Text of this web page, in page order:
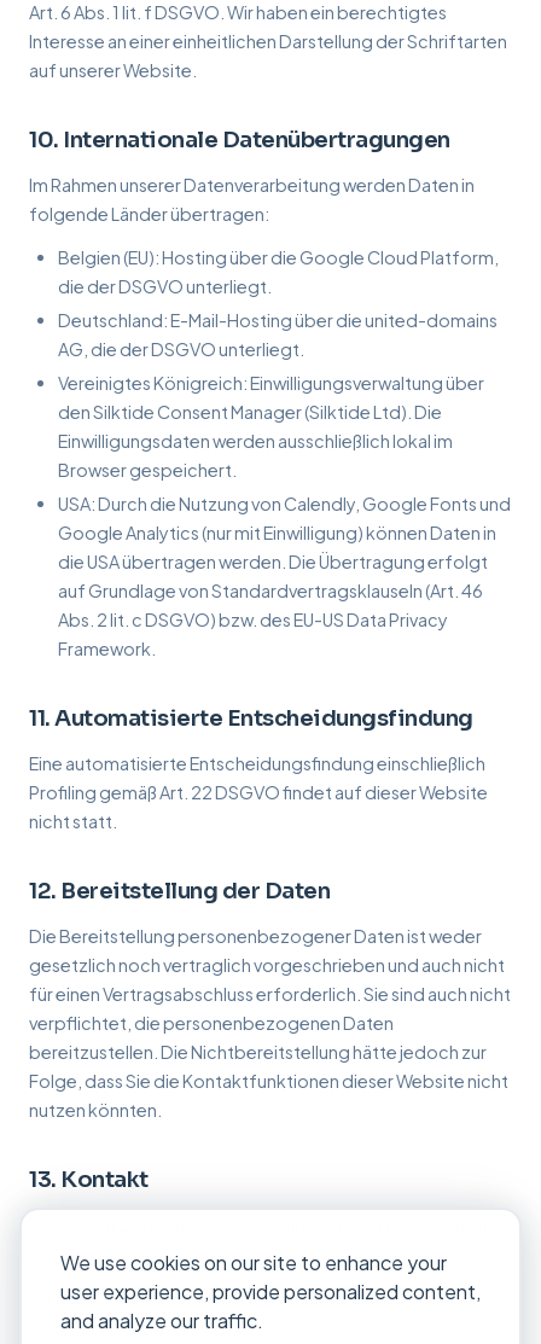
We use cookies on our site to enhance your
user experience, provide personalized content,
and analyze our traffic.
Art. 6 Abs. 1 lit. f DSGVO. Wir haben ein berechtigtes
Interesse an einer einheitlichen Darstellung der Schriftarten
auf unserer Website.
10. Internationale Datenübertragungen
Im Rahmen unserer Datenverarbeitung werden Daten in
folgende Länder übertragen:
Belgien (EU): Hosting über die Google Cloud Platform,
die der DSGVO unterliegt.
Deutschland: E-Mail-Hosting über die united-domains
AG, die der DSGVO unterliegt.
Vereinigtes Königreich: Einwilligungsverwaltung über
den Silktide Consent Manager (Silktide Ltd). Die
Einwilligungsdaten werden ausschließlich lokal im
Browser gespeichert.
USA: Durch die Nutzung von Calendly, Google Fonts und
Google Analytics (nur mit Einwilligung) können Daten in
die USA übertragen werden. Die Übertragung erfolgt
auf Grundlage von Standardvertragsklauseln (Art. 46
Abs. 2 lit. c DSGVO) bzw. des EU-US Data Privacy
Framework.
11. Automatisierte Entscheidungsfindung
Eine automatisierte Entscheidungsfindung einschließlich
Profiling gemäß Art. 22 DSGVO findet auf dieser Website
nicht statt.
12. Bereitstellung der Daten
Die Bereitstellung personenbezogener Daten ist weder
gesetzlich noch vertraglich vorgeschrieben und auch nicht
für einen Vertragsabschluss erforderlich. Sie sind auch nicht
verpflichtet, die personenbezogenen Daten
bereitzustellen. Die Nichtbereitstellung hätte jedoch zur
Folge, dass Sie die Kontaktfunktionen dieser Website nicht
nutzen könnten.
13. Kontakt
uns wenden:
E-Mail: contact@toboehm.de
Telefon: +49 162 1565538